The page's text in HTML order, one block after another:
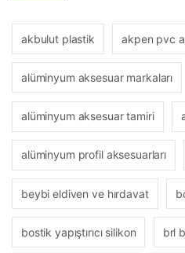
akbulut plastik akpen pvc
alüminyum aksesuar markaları
alüminyum aksesuar tamiri
alüminyum profil aksesuarları
beybi eldiven ve hırdavat
bostik yapıştırıcı silikon brl